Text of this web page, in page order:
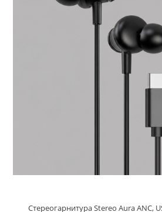
Стереогарнитура Stereo Aura ANC,